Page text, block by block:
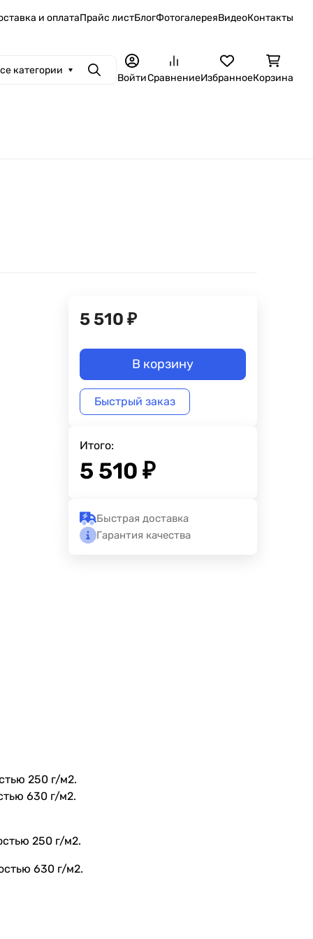
и оплатаПрайс листБлогФотогалереяВидеоКонтакты
категории ПоискВойтиСравнениеИзбранноеКорзина
5 510 ₽
В корзину
Быстрый заказ
Итого:
5 510 ₽
Быстрая доставка
Гарантия качества
250 г/м2.
630 г/м2.
250 г/м2.
630 г/м2.